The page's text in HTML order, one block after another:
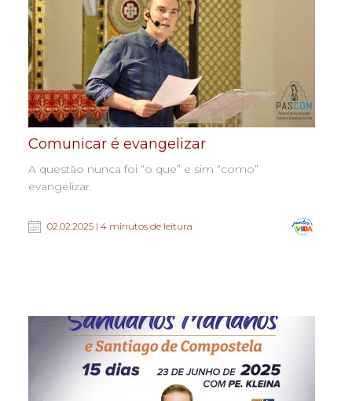
Comunicar é evangelizar
A questão nunca foi “o que” e sim “como”
evangelizar.
02.02.2025 | 4 minutos de leitura